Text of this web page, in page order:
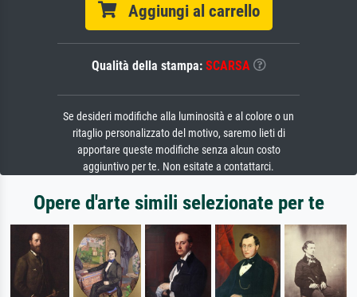
Aggiungi al carrello
Qualità della stampa: SCARSA
Se desideri modifiche alla luminosità e al colore o un
ritaglio personalizzato del motivo, saremo lieti di
apportare queste modifiche senza alcun costo
aggiuntivo per te. Non esitate a contattarci.
Opere d'arte simili selezionate per te